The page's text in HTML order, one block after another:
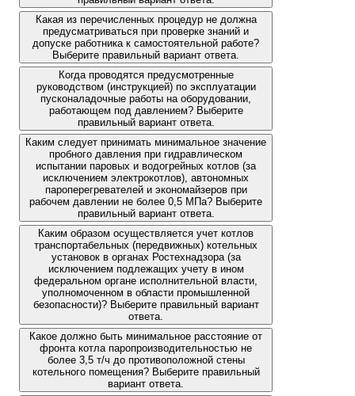
Какая из перечисленных процедур не должна
предусматриваться при проверке знаний и
допуске работника к самостоятельной работе?
Выберите правильный вариант ответа.
Когда проводятся предусмотренные
руководством (инструкцией) по эксплуатации
пусконаладочные работы на оборудовании,
работающем под давлением? Выберите
правильный вариант ответа.
Каким следует принимать минимальное значение
пробного давления при гидравлическом
испытании паровых и водогрейных котлов (за
исключением электрокотлов), автономных
пароперегревателей и экономайзеров при
рабочем давлении не более 0,5 МПа? Выберите
правильный вариант ответа.
Каким образом осуществляется учет котлов
транспортабельных (передвижных) котельных
установок в органах Ростехнадзора (за
исключением подлежащих учету в ином
федеральном органе исполнительной власти,
уполномоченном в области промышленной
безопасности)? Выберите правильный вариант
ответа.
Какое должно быть минимальное расстояние от
фронта котла паропроизводительностью не
более 3,5 т/ч до противоположной стены
котельного помещения? Выберите правильный
вариант ответа.